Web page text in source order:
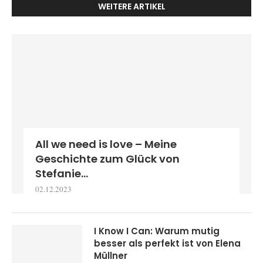
WEITERE ARTIKEL
All we need is love – Meine
Geschichte zum Glück von
Stefanie...
02.12.2023
I Know I Can: Warum mutig
besser als perfekt ist von Elena
Müllner